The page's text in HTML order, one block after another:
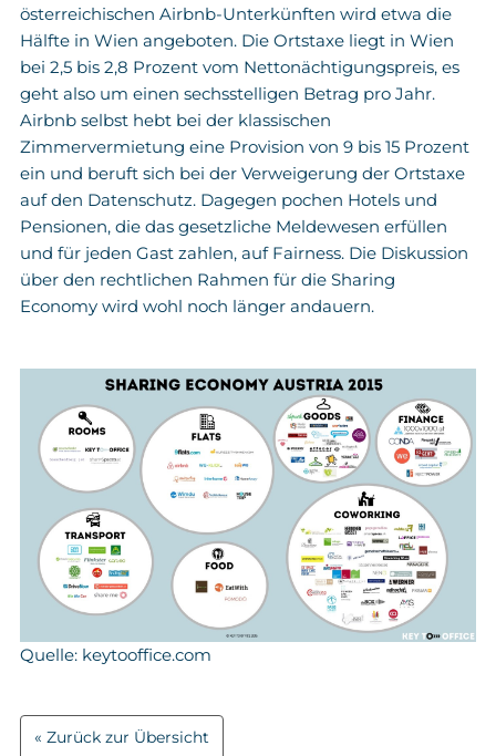
österreichischen Airbnb-Unterkünften wird etwa die
Hälfte in Wien angeboten. Die Ortstaxe liegt in Wien
bei 2,5 bis 2,8 Prozent vom Nettonächtigungspreis, es
geht also um einen sechsstelligen Betrag pro Jahr.
Airbnb selbst hebt bei der klassischen
Zimmervermietung eine Provision von 9 bis 15 Prozent
ein und beruft sich bei der Verweigerung der Ortstaxe
auf den Datenschutz. Dagegen pochen Hotels und
Pensionen, die das gesetzliche Meldewesen erfüllen
und für jeden Gast zahlen, auf Fairness. Die Diskussion
über den rechtlichen Rahmen für die Sharing
Economy wird wohl noch länger andauern.
Quelle: keytooffice.com
Zurück zur Übersicht